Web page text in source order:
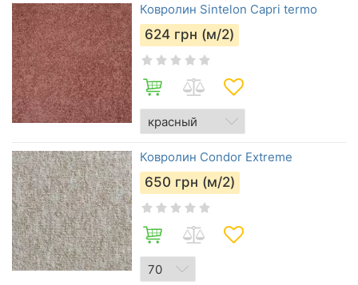
Ковролин Sintelon Capri termo
624 грн (м/2)
Ковролин Condor Extreme
650 грн (м/2)